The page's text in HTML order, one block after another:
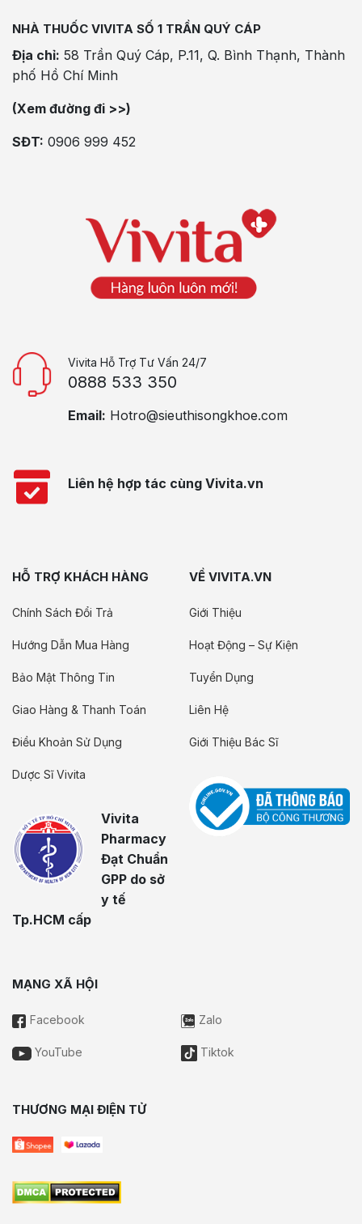
NHÀ THUỐC VIVITA SỐ 1 TRẦN QUÝ CÁP
Địa chỉ: 58 Trần Quý Cáp, P.11, Q. Bình Thạnh, Thành
phố Hồ Chí Minh
(Xem đường đi >>)
SĐT: 0906 999 452
Vivita Hỗ Trợ Tư Vấn 24/7
0888 533 350
Email: Hotro@sieuthisongkhoe.com
Liên hệ hợp tác cùng Vivita.vn
HỖ TRỢ KHÁCH HÀNG
Chính Sách Đổi Trả
Hướng Dẫn Mua Hàng
Bảo Mật Thông Tin
Giao Hàng & Thanh Toán
Điều Khoản Sử Dụng
Dược Sĩ Vivita
Vivita
Pharmacy
Đạt Chuẩn
GPP do sở
y tế
Tp.HCM cấp
VỀ VIVITA.VN
Giới Thiệu
Hoạt Động – Sự Kiện
Tuyển Dụng
Liên Hệ
Giới Thiệu Bác Sĩ
MẠNG XÃ HỘI
Facebook Zalo
YouTube Tiktok
THƯƠNG MẠI ĐIỆN TỬ